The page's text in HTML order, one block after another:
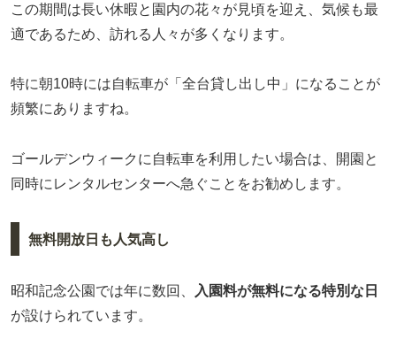
この期間は長い休暇と園内の花々が見頃を迎え、気候も最
適であるため、訪れる人々が多くなります。
特に朝10時には自転車が「全台貸し出し中」になることが
頻繁にありますね。
ゴールデンウィークに自転車を利用したい場合は、開園と
同時にレンタルセンターへ急ぐことをお勧めします。
無料開放日も人気高し
昭和記念公園では年に数回、
入園料が無料になる特別な日
が設けられています。